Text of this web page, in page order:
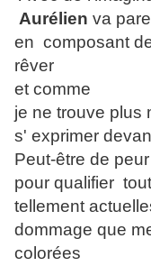
Aurélien va
en composant
rêver
et comme
je ne trouve plus
s' exprimer
Peut-être de
pour qualifier
tellement
dommage que
colorées